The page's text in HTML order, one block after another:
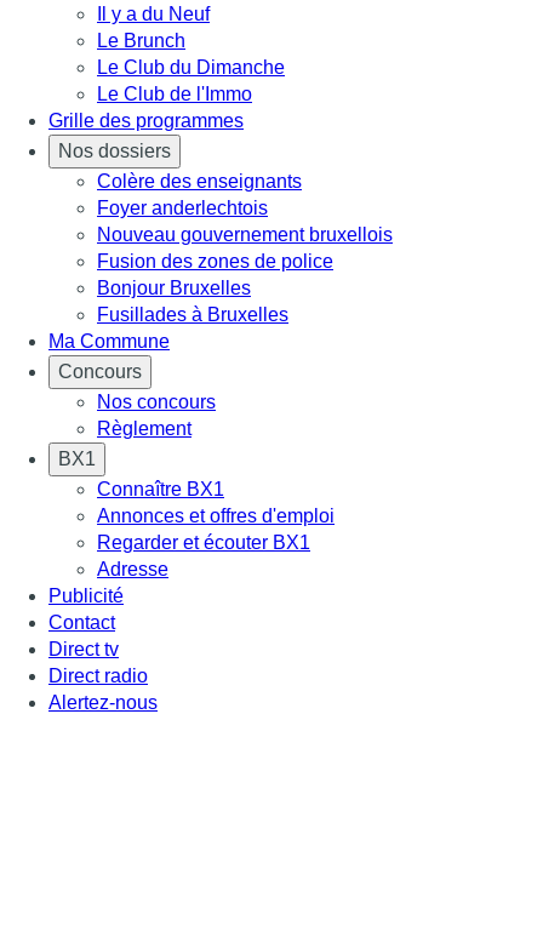
Il y a du Neuf
Le Brunch
Le Club du Dimanche
Le Club de l'Immo
Grille des programmes
Nos dossiers
Colère des enseignants
Foyer anderlechtois
Nouveau gouvernement bruxellois
Fusion des zones de police
Bonjour Bruxelles
Fusillades à Bruxelles
Ma Commune
Concours
Nos concours
Règlement
BX1
Connaître BX1
Annonces et offres d'emploi
Regarder et écouter BX1
Adresse
Publicité
Contact
Direct tv
Direct radio
Alertez-nous